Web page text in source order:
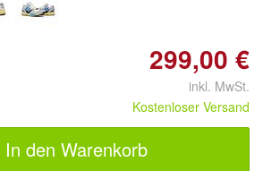
299,00 €
inkl. MwSt.
Kostenloser Versand
In den Warenkorb